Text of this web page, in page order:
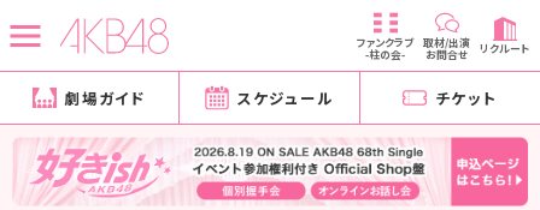
ファンクラブ
-柱の会-
取材/出演
お問合せ リクルート
劇場ガイド スケジュール チケット